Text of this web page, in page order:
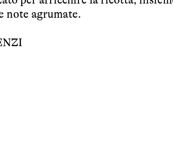
note agrumate.